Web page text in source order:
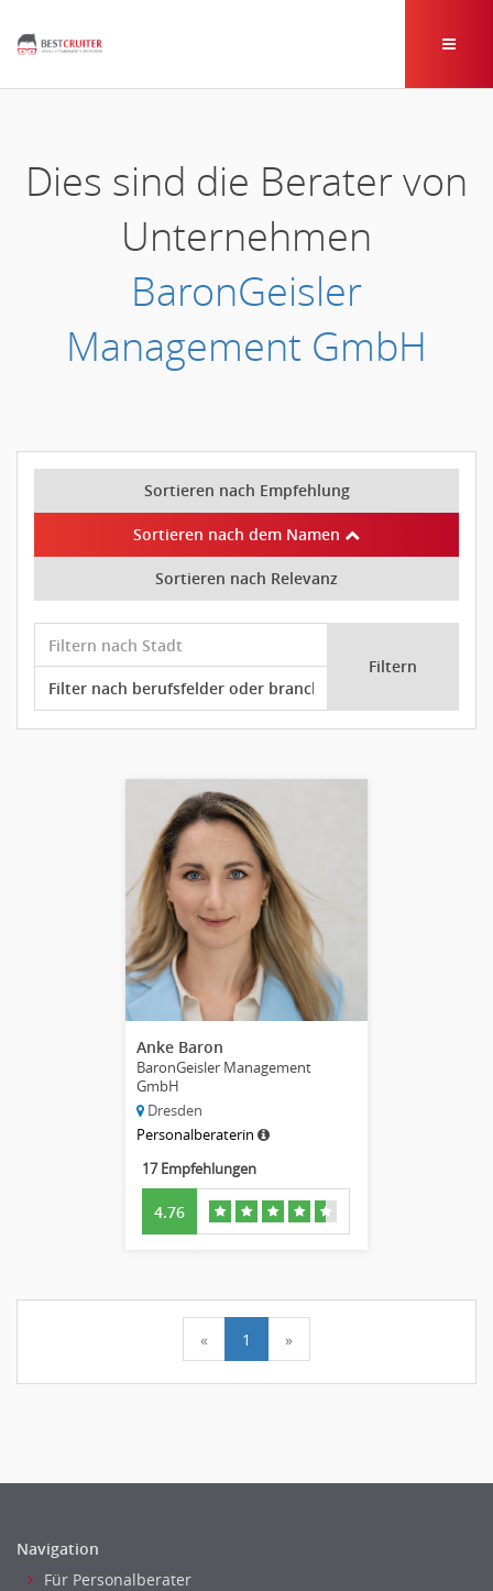
Dies sind die Berater von
Unternehmen
BaronGeisler
Management GmbH
Sortieren nach Empfehlung
Sortieren nach dem Namen
Sortieren nach Relevanz
Filtern
Anke Baron
BaronGeisler Management
GmbH
Dresden
Personalberaterin
17 Empfehlungen
4.76
« 1 »
Navigation
Für Personalberater